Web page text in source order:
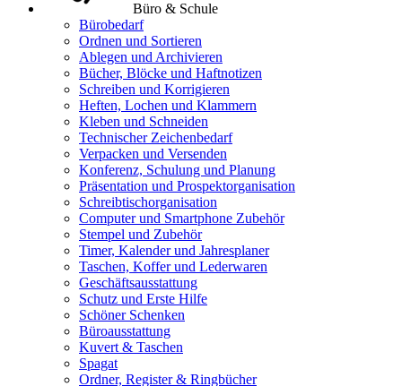
Büro & Schule
Bürobedarf
Ordnen und Sortieren
Ablegen und Archivieren
Bücher, Blöcke und Haftnotizen
Schreiben und Korrigieren
Heften, Lochen und Klammern
Kleben und Schneiden
Technischer Zeichenbedarf
Verpacken und Versenden
Konferenz, Schulung und Planung
Präsentation und Prospektorganisation
Schreibtischorganisation
Computer und Smartphone Zubehör
Stempel und Zubehör
Timer, Kalender und Jahresplaner
Taschen, Koffer und Lederwaren
Geschäftsausstattung
Schutz und Erste Hilfe
Schöner Schenken
Büroausstattung
Kuvert & Taschen
Spagat
Ordner, Register & Ringbücher